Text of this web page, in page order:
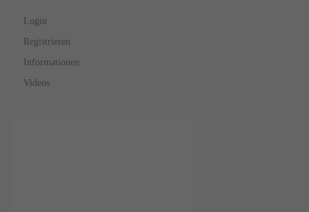
Login
Registrieren
Informationen
Videos